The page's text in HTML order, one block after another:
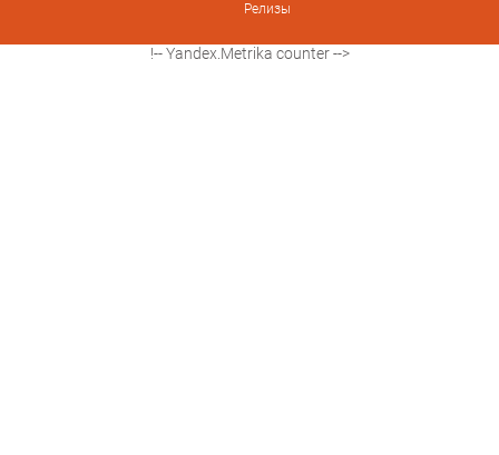
Релизы
!-- Yandex.Metrika counter -->